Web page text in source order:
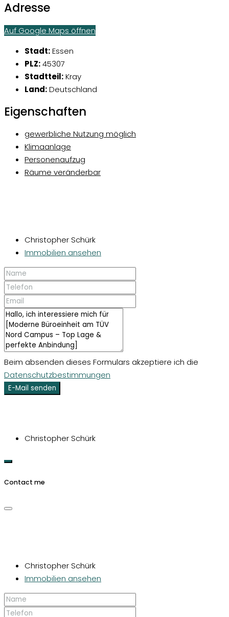
Adresse
Auf Google Maps öffnen
Stadt:Essen
PLZ:45307
Stadtteil:Kray
Land:Deutschland
Eigenschaften
gewerbliche Nutzung möglich
Klimaanlage
Personenaufzug
Räume veränderbar
Christopher Schürk
Immobilien ansehen
Beim absenden dieses Formulars akzeptiere ich die
Datenschutzbestimmungen
E-Mail senden
Christopher Schürk
Contact me
Christopher Schürk
Immobilien ansehen